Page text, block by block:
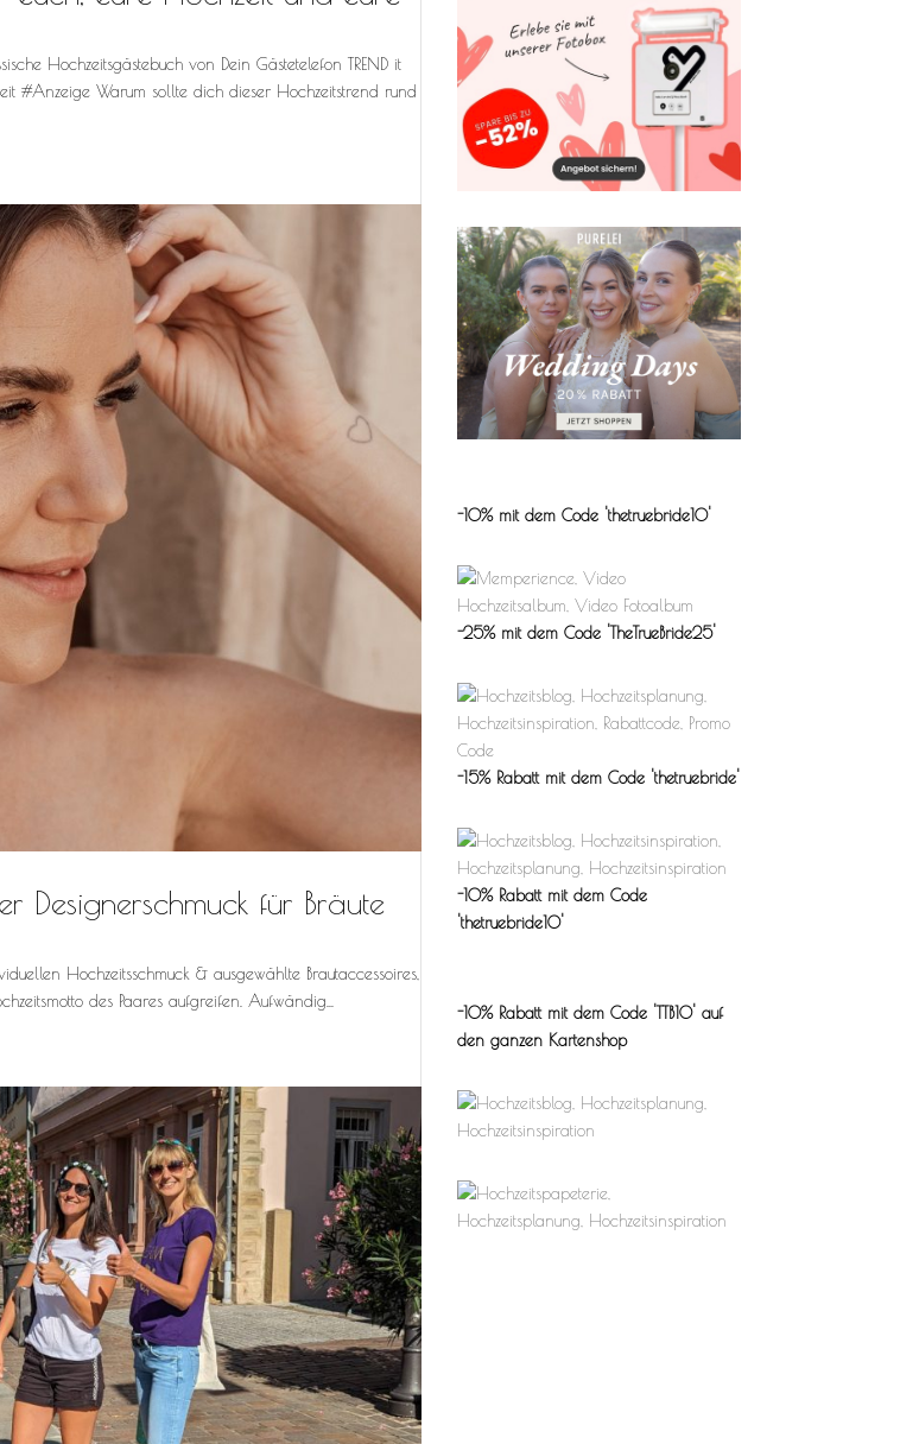
Hochzeitsgästebuch von Dein Gästetelefon TREND it
#Anzeige Warum sollte dich dieser Hochzeitstrend rund
Designerschmuck für Bräute
Hochzeitsschmuck & ausgewählte Brautaccessoires,
des Paares aufgreifen. Aufwändig...
-10% mit dem Code 'thetruebride10'
-25% mit dem Code 'TheTrueBride25'
-15% Rabatt mit dem Code 'thetruebride'
-10% Rabatt mit dem Code
'thetruebride10'
-10% Rabatt mit dem Code 'TTB10' auf
den ganzen Kartenshop